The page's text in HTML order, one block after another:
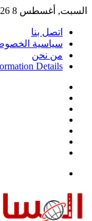
السبت, أغسطس 8 2026
اتصل بنا
سياسية
من نحن
Details